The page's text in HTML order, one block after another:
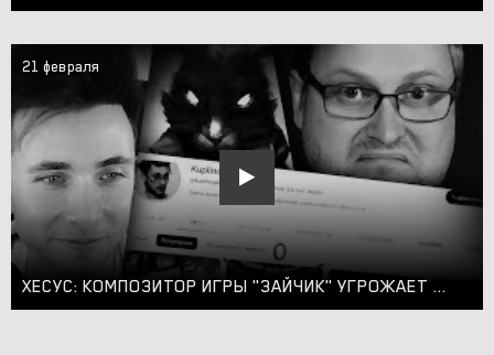
21 февраля
ХЕСУС: КОМПОЗИТОР ИГРЫ "ЗАЙЧИК" УГРОЖАЕТ КУПЛИНОВУ | ПРО СТРАЙКИ ИЗ-ЗА TINY BUNNY